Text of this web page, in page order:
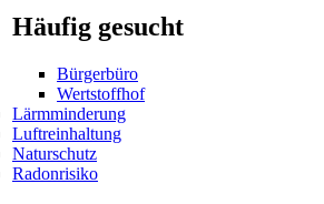
Häufig gesucht
Bürgerbüro
Wertstoffhof
Lärmminderung
Luftreinhaltung
Naturschutz
Radonrisiko